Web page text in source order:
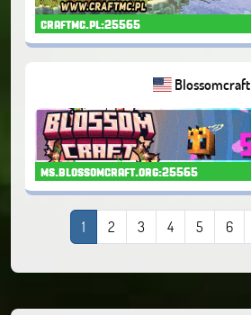
craftmc.pl:25565
Blossomcraft
ms.blossomcraft.org:25565
1 2 3 4 5 6